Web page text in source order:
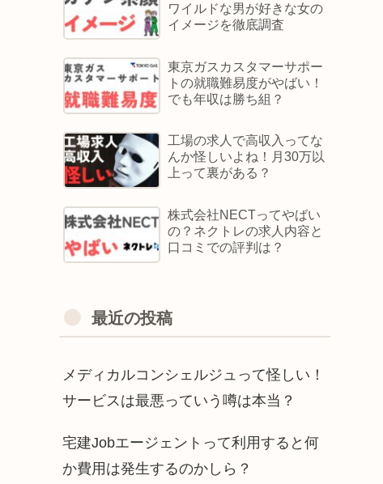
ワイルドな男が好きな女の
イメージを徹底調査
東京ガスカスタマーサポー
トの就職難易度がやばい！
でも年収は勝ち組？
工場の求人で高収入ってな
んか怪しいよね！月30万以
上って裏がある？
株式会社NECTってやばい
の？ネクトレの求人内容と
口コミでの評判は？
最近の投稿
メディカルコンシェルジュって怪しい！
サービスは最悪っていう噂は本当？
宅建Jobエージェントって利用すると何
か費用は発生するのかしら？